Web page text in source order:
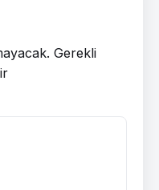
Gerekli